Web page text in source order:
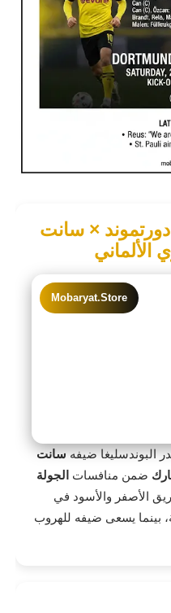
× سانت
الألماني
Mobaryat.Store
البوندسليغا ضيفهسانت
ضمن منافسات الجولة
الأصفر والأسود في
بينما يسعى ضيفه للهروب